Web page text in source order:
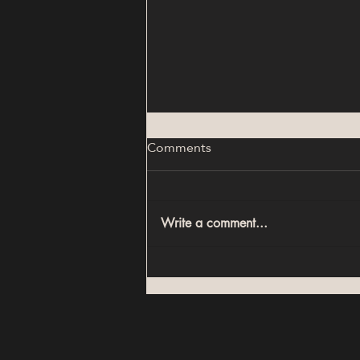
أكبر أخطاء الاستثمار العقاري في
مصر (ودليل اختيار العقار الصح في
Comments
Write a comment...